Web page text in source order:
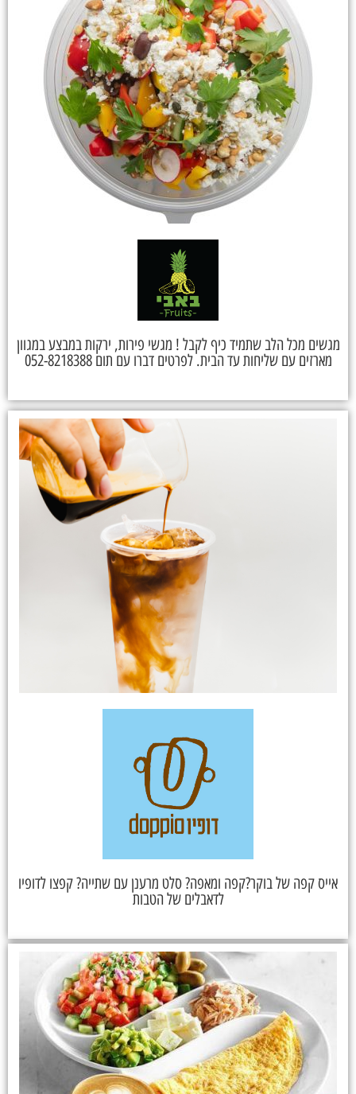
מגשים מכל הלב שתמיד כיף לקבל ! מגשי פירות, ירקות במבצע במגוון
מארזים עם שליחות עד הבית. לפרטים דברו עם תום 052-8218388
אייס קפה של בוקר?קפה ומאפה? סלט מרענן עם שתייה? קפצו לדופיו
לדאבלים של הטבות